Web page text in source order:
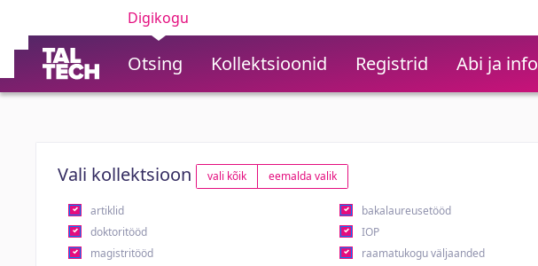
Digikogu
Otsing Kollektsioonid Registrid Abi ja info
Vali kollektsioon vali kõik eemalda valik
artiklid bakalaureusetööd
doktoritööd
IOP
magistritööd
raamatukogu väljaanded